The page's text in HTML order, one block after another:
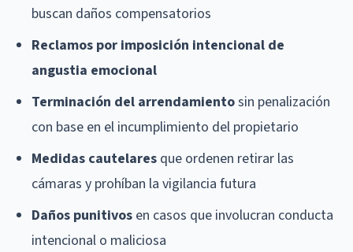
buscan daños compensatorios
Reclamos por imposición intencional de
angustia emocional
Terminación del arrendamientosin penalización
con base en el incumplimiento del propietario
Medidas cautelares que ordenen retirar las
cámaras y prohíban la vigilancia futura
Daños punitivos en casos que involucran conducta
intencional o maliciosa